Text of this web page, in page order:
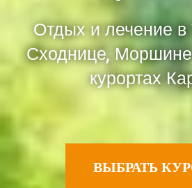
Отдых и лечение в
Сходнице,
курортах
ВЫБРАТЬ